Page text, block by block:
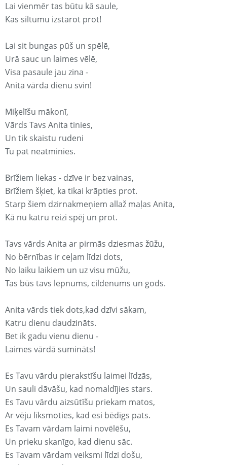
Lai vienmēr tas būtu kā saule,
Kas siltumu izstarot prot!
Lai sit bungas pūš un spēlē,
Urā sauc un laimes vēlē,
Visa pasaule jau zina -
Anita vārda dienu svin!
Miķelīšu mākonī,
Vārds Tavs Anita tinies,
Un tik skaistu rudeni
Tu pat neatminies.
Brīžiem liekas - dzīve ir bez vainas,
Brīžiem šķiet, ka tikai krāpties prot.
Starp šiem dzirnakmeņiem allaž maļas Anita,
Kā nu katru reizi spēj un prot.
Tavs vārds Anita ar pirmās dziesmas žūžu,
No bērnības ir ceļam līdzi dots,
No laiku laikiem un uz visu mūžu,
Tas būs tavs lepnums, cildenums un gods.
Anita vārds tiek dots,kad dzīvi sākam,
Katru dienu daudzināts.
Bet ik gadu vienu dienu -
Laimes vārdā sumināts!
Es Tavu vārdu pierakstīšu laimei līdzās,
Un sauli dāvāšu, kad nomaldījies stars.
Es Tavu vārdu aizsūtīšu priekam matos,
Ar vēju līksmoties, kad esi bēdīgs pats.
Es Tavam vārdam laimi novēlēšu,
Un prieku skanīgo, kad dienu sāc.
Es Tavam vārdam veiksmi līdzi došu,